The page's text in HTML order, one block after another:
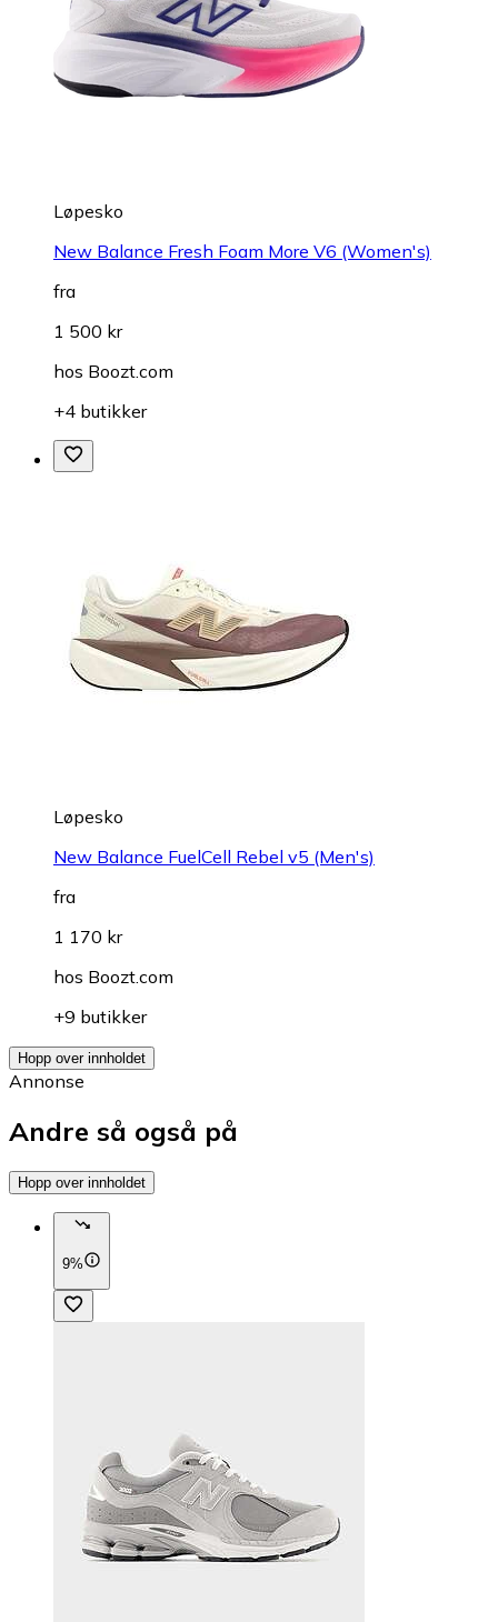
Løpesko
New Balance Fresh Foam More V6 (Women's)
fra
1 500 kr
hos Boozt.com
+4 butikker
Løpesko
New Balance FuelCell Rebel v5 (Men's)
fra
1 170 kr
hos Boozt.com
+9 butikker
Hopp over innholdet
Annonse
Andre så også på
Hopp over innholdet
9%